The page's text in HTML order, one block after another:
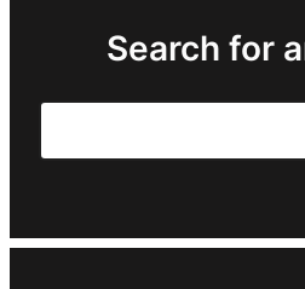
Search for